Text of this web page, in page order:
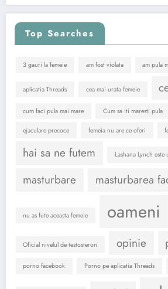
Top Searches
3 gauri la femeie am fost violata am pula
aplicatia Threads cea mai urata femeie
cum faci pula mai mare Cum sa iti maresti pula
ejaculare precoce femeia nu are ce oferi
hai sa ne futem Lashana Lynch este
masturbare masturbarea
nu as fute aceasta femeie oameni
Oficial nivelul de testosteron opinie
porno facebook Porno pe aplicatia Threads